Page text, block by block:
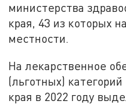
министерства
края, 43 из которых
местности.
На лекарственное
(льготных)
края в 2022 году